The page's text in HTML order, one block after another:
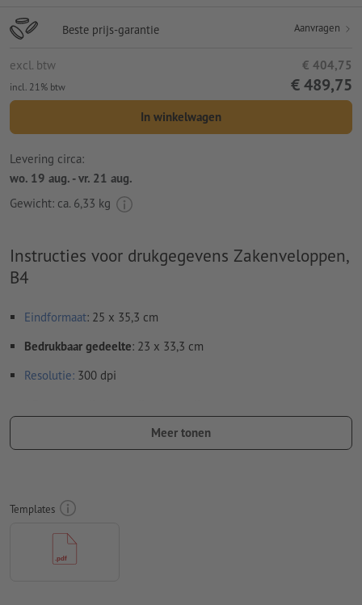
Beste prijs-garantie Aanvragen
excl. btw € 404,75
incl. 21% btw € 489,75
In winkelwagen
Levering circa:
wo. 19 aug. - vr. 21 aug.
Gewicht: ca. 6,33 kg
Instructies voor drukgegevens Zakenveloppen,
B4
Eindformaat: 25 x 35,3 cm
Bedrukbaar gedeelte: 23 x 33,3 cm
Resolutie: 300 dpi
moeten volledig worden ingesloten of omgezet
naar krommen
voor ongestreken papier
Spel- en zetfouten
Overdrukinstellingen
Meer tonen
Templates